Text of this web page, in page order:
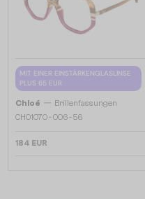
MIT EINER EINSTÄRKENGLASLINSE
PLUS 65 EUR
Chloé — Brillenfassungen
CH0107O - 006 - 56
184 EUR